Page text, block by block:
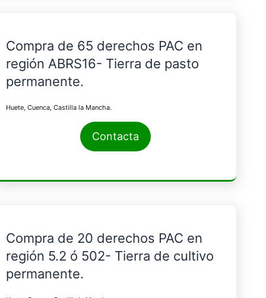
Compra de 65 derechos PAC en
región ABRS16- Tierra de pasto
permanente.
Huete, Cuenca, Castilla la Mancha.
Contacta
Compra de 20 derechos PAC en
región 5.2 ó 502- Tierra de cultivo
permanente.